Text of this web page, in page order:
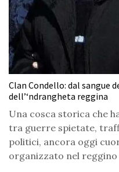
Clan Condello: dal sangue
dell’‘ndrangheta reggina
Una cosca storica che
tra guerre spietate,
politici, ancora oggi
organizzato nel reggino